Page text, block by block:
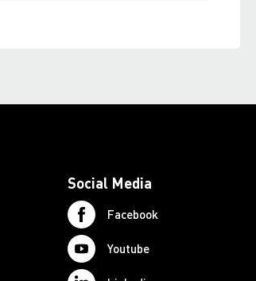
Social Media
Facebook
Youtube